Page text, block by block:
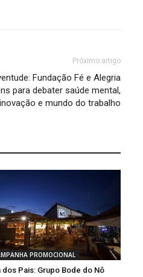
Próximo artigo
Fundação Fé e Alegria
para debater saúde mental,
inovação e mundo do trabalho
PROMOCIONAL
dos Pais: Grupo Bode do Nô